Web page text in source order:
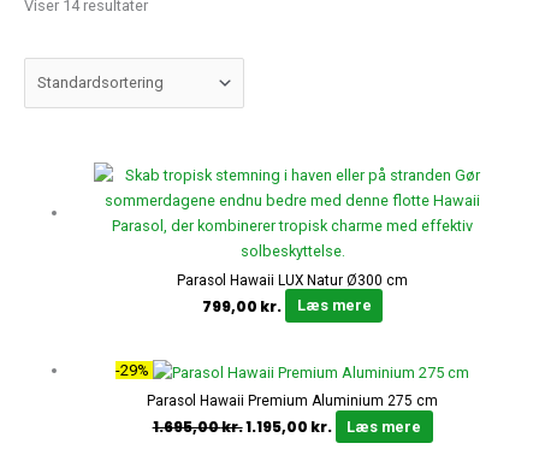
Viser 14 resultater
Parasol Hawaii LUX Natur Ø300 cm
799,00 kr. Læs mere
-29%
Parasol Hawaii Premium Aluminium 275 cm
1.695,00kr.
Den
oprindelige
pris
1.195,00 kr.
Den
aktuelle
pris
er:
Læs mere